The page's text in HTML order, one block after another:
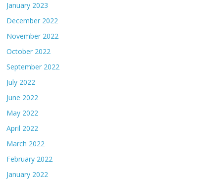
January 2023
December 2022
November 2022
October 2022
September 2022
July 2022
June 2022
May 2022
April 2022
March 2022
February 2022
January 2022